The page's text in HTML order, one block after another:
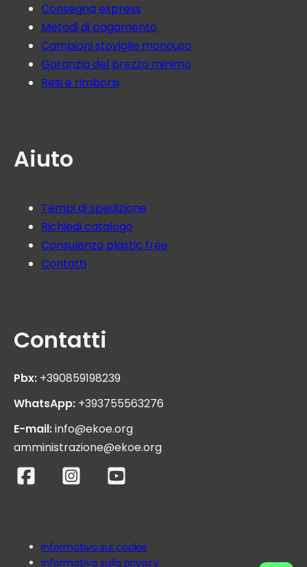
Consegna express
Metodi di pagamento
Campioni stoviglie monouso
Garanzia del prezzo minimo
Resi e rimborsi
Aiuto
Tempi di spedizione
Richiedi catalogo
Consulenza plastic free
Contatti
Contatti
Pbx: +390859198239
WhatsApp: +393755563276
E-mail:info@ekoe.org
amministrazione@ekoe.org
Informativa sui cookie
Informativa sulla privacy